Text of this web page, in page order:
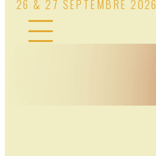
26 & 27 SEPTEMBRE 2026